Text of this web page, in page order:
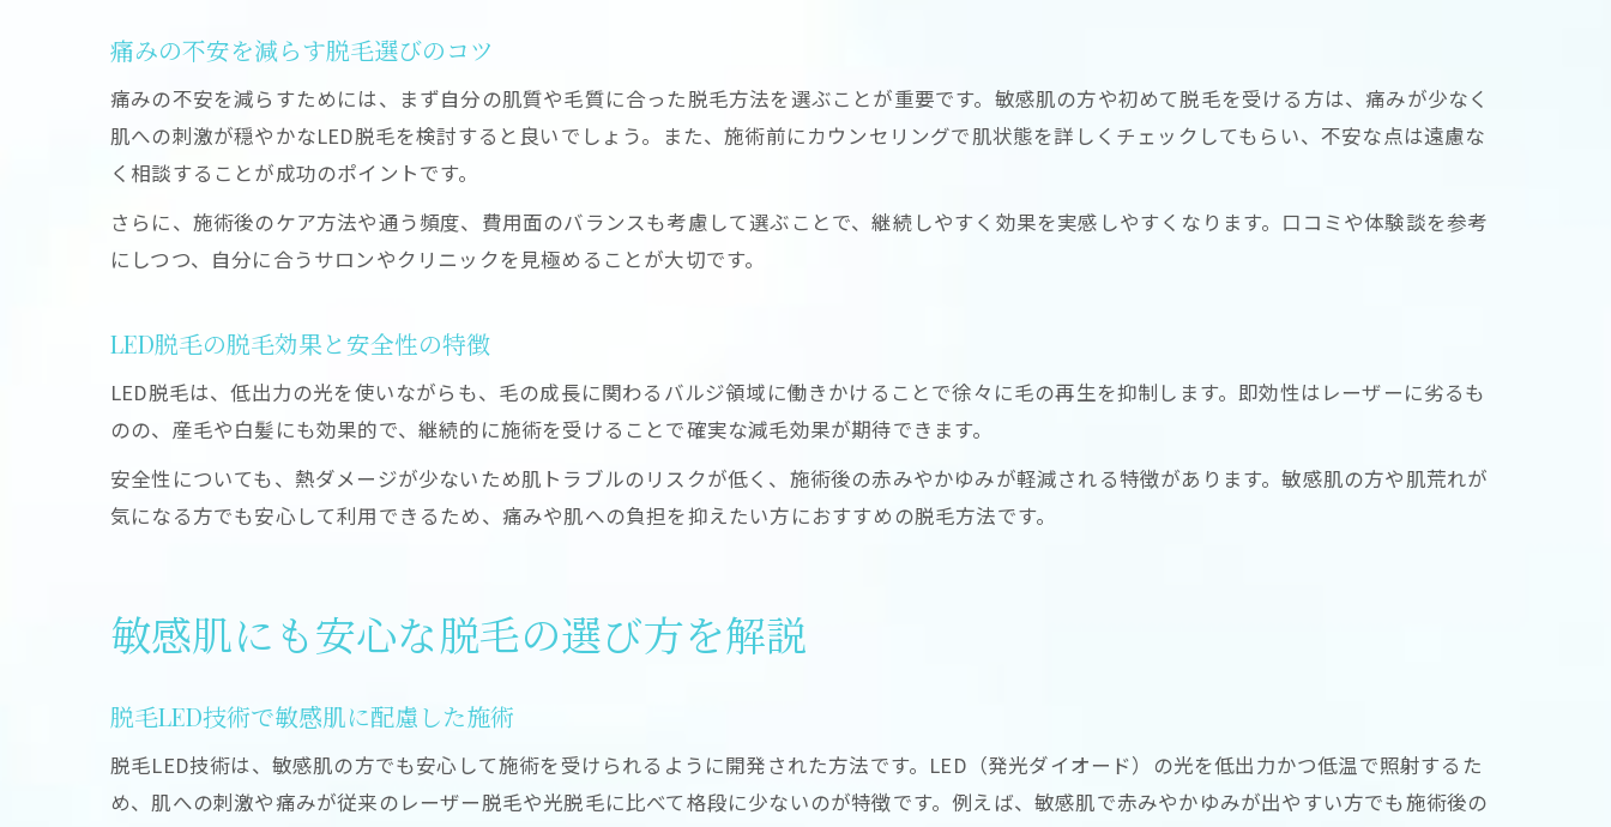
光脱毛との違いに注目したLED脱毛比較
脱毛LEDと光脱毛の違いを徹底解説
脱毛効果や痛みの差をLEDで検証
LED脱毛のメリットに注目した比較法
痛みの不安を減らす脱毛選びのコツ
痛みの不安を減らすためには、まず自分の肌質や毛質に合った脱毛方法を選ぶことが重要です。敏感肌の方や初めて脱毛を受ける方は、痛みが少なく
肌への刺激が穏やかなLED脱毛を検討すると良いでしょう。また、施術前にカウンセリングで肌状態を詳しくチェックしてもらい、不安な点は遠慮な
く相談することが成功のポイントです。
さらに、施術後のケア方法や通う頻度、費用面のバランスも考慮して選ぶことで、継続しやすく効果を実感しやすくなります。口コミや体験談を参考
にしつつ、自分に合うサロンやクリニックを見極めることが大切です。
LED脱毛の脱毛効果と安全性の特徴
LED脱毛は、低出力の光を使いながらも、毛の成長に関わるバルジ領域に働きかけることで徐々に毛の再生を抑制します。即効性はレーザーに劣るも
のの、産毛や白髪にも効果的で、継続的に施術を受けることで確実な減毛効果が期待できます。
安全性についても、熱ダメージが少ないため肌トラブルのリスクが低く、施術後の赤みやかゆみが軽減される特徴があります。敏感肌の方や肌荒れが
気になる方でも安心して利用できるため、痛みや肌への負担を抑えたい方におすすめの脱毛方法です。
敏感肌にも安心な脱毛の選び方を解説
脱毛LED技術で敏感肌に配慮した施術
脱毛LED技術は、敏感肌の方でも安心して施術を受けられるように開発された方法です。LED（発光ダイオード）の光を低出力かつ低温で照射するた
め、肌への刺激や痛みが従来のレーザー脱毛や光脱毛に比べて格段に少ないのが特徴です。例えば、敏感肌で赤みやかゆみが出やすい方でも施術後の